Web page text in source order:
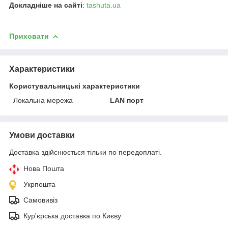
Докладніше на сайті: tashuta.ua
Приховати
Характеристики
Користувальницькі характеристики
Локальна мережа
LAN порт
Умови доставки
Доставка здійснюється тільки по передоплаті.
Нова Пошта
Укрпошта
Самовивіз
Кур'єрська доставка по Києву